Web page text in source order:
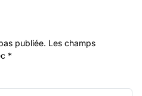
publiée. Les champs
*